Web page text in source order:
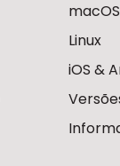
macOS
Linux
iOS &